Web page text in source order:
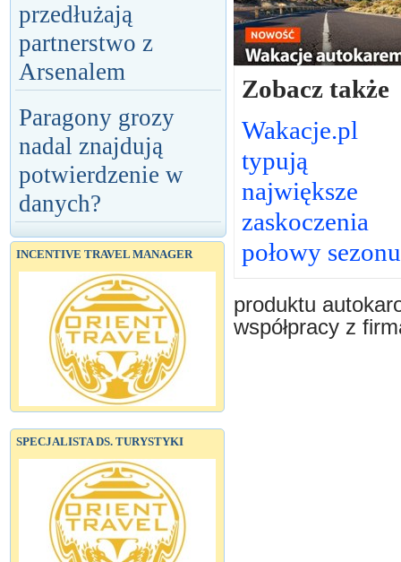
przedłużają
partnerstwo z
Arsenalem
Paragony grozy
nadal znajdują
potwierdzenie w
danych?
INCENTIVE TRAVEL MANAGER
SPECJALISTA DS. TURYSTYKI
Zobacz także
Wakacje.pl
typują
największe
zaskoczenia
połowy sezonu
produktu
współpracy z